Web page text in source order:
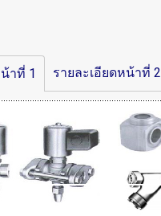
าที่ 1 รายละเอียดหน้าที่ 2